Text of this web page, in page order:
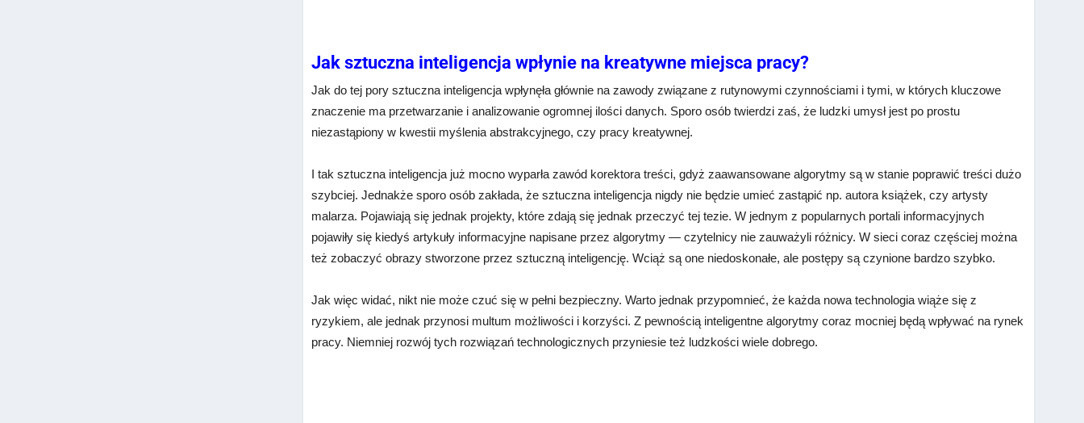
Jak sztuczna inteligencja wpłynie na kreatywne miejsca pracy?
Jak do tej pory sztuczna inteligencja wpłynęła głównie na zawody związane z rutynowymi czynnościami i tymi, w których kluczowe
znaczenie ma przetwarzanie i analizowanie ogromnej ilości danych. Sporo osób twierdzi zaś, że ludzki umysł jest po prostu
niezastąpiony w kwestii myślenia abstrakcyjnego, czy pracy kreatywnej.
I tak sztuczna inteligencja już mocno wyparła zawód korektora treści, gdyż zaawansowane algorytmy są w stanie poprawić treści dużo
szybciej. Jednakże sporo osób zakłada, że sztuczna inteligencja nigdy nie będzie umieć zastąpić np. autora książek, czy artysty
malarza. Pojawiają się jednak projekty, które zdają się jednak przeczyć tej tezie. W jednym z popularnych portali informacyjnych
pojawiły się kiedyś artykuły informacyjne napisane przez algorytmy — czytelnicy nie zauważyli różnicy. W sieci coraz częściej można
też zobaczyć obrazy stworzone przez sztuczną inteligencję. Wciąż są one niedoskonałe, ale postępy są czynione bardzo szybko.
Jak więc widać, nikt nie może czuć się w pełni bezpieczny. Warto jednak przypomnieć, że każda nowa technologia wiąże się z
ryzykiem, ale jednak przynosi multum możliwości i korzyści. Z pewnością inteligentne algorytmy coraz mocniej będą wpływać na rynek
pracy. Niemniej rozwój tych rozwiązań technologicznych przyniesie też ludzkości wiele dobrego.